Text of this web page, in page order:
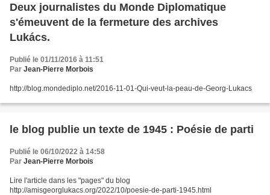
Deux journalistes du Monde Diplomatique
s'émeuvent de la fermeture des archives
Lukács.
Publié le 01/11/2016 à 11:51
Par Jean-Pierre Morbois
http://blog.mondediplo.net/2016-11-01-Qui-veut-la-peau-de-Georg-Lukacs
le blog publie un texte de 1945 : Poésie de parti
Publié le 06/10/2022 à 14:58
Par Jean-Pierre Morbois
Lire l'article dans les "pages" du blog
http://amisgeorglukacs.org/2022/10/poesie-de-parti-1945.html